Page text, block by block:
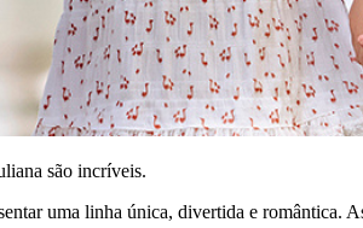
são incríveis.
uma linha única, divertida e romântica.